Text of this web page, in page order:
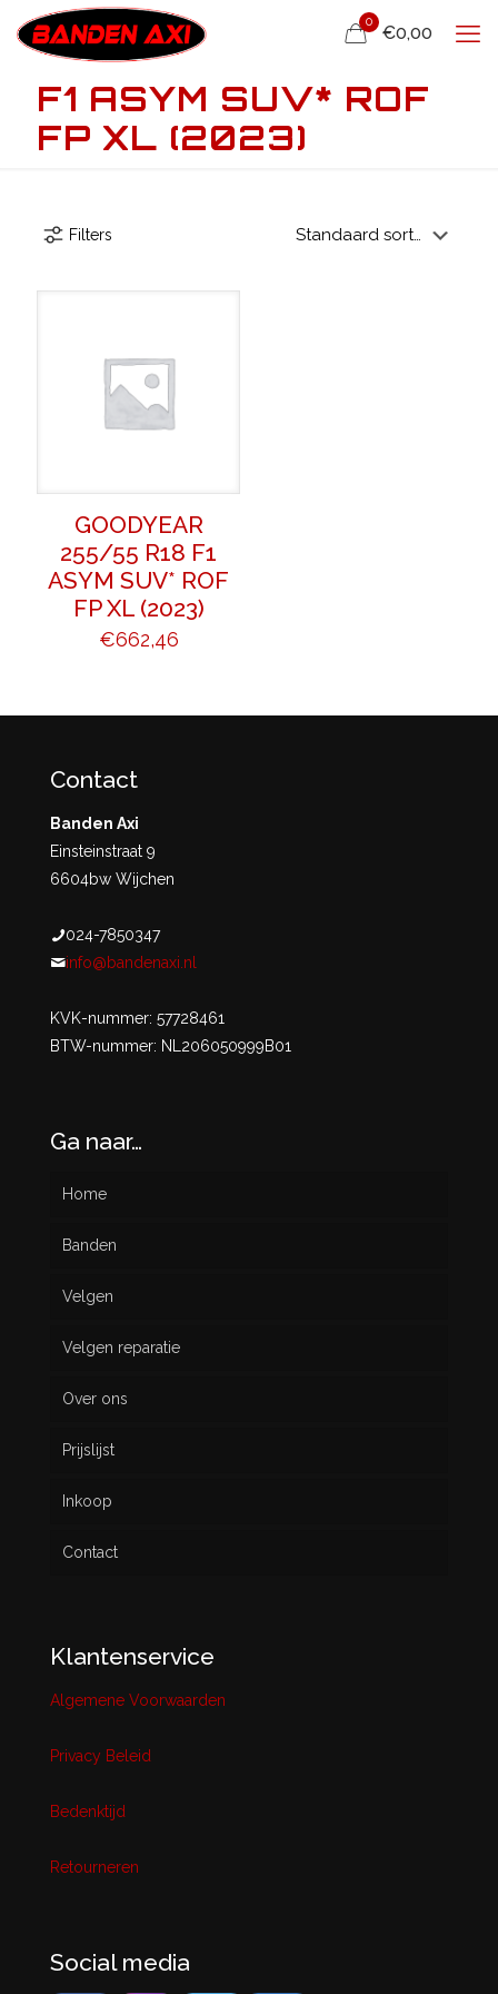
0
€0,00
F1 ASYM SUV* ROF
FP XL (2023)
Filters
GOODYEAR
255/55 R18 F1
ASYM SUV* ROF
FP XL (2023)
€662,46
Contact
Banden Axi
Einsteinstraat 9
6604bw Wijchen
024-7850347
info@bandenaxi.nl
KVK-nummer: 57728461
BTW-nummer: NL206050999B01
Ga naar…
Home
Banden
Nieuw
Gebruikt
Velgen
Velgen reparatie
Over ons
Prijslijst
Inkoop
Contact
Klantenservice
Algemene Voorwaarden
Privacy Beleid
Bedenktijd
Retourneren
Social media